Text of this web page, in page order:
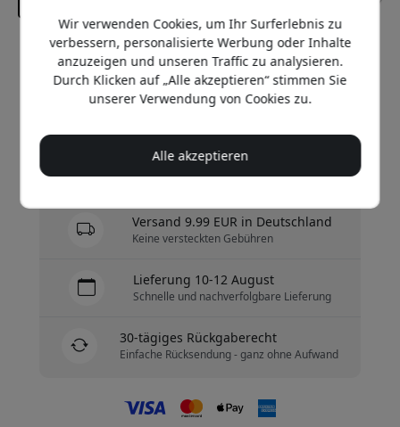
Empfohlener Preis
19.99 EUR
Auf Lager - versandbereit
Versand 9.99 EUR in Deutschland
Keine versteckten Gebühren
Lieferung 10-12 August
Schnelle und nachverfolgbare Lieferung
30-tägiges Rückgaberecht
Einfache Rücksendung - ganz ohne Aufwand
Wir verwenden Cookies, um Ihr Surferlebnis zu
verbessern, personalisierte Werbung oder Inhalte
anzuzeigen und unseren Traffic zu analysieren.
Durch Klicken auf „Alle akzeptieren“ stimmen Sie
unserer Verwendung von Cookies zu.
Alle akzeptieren